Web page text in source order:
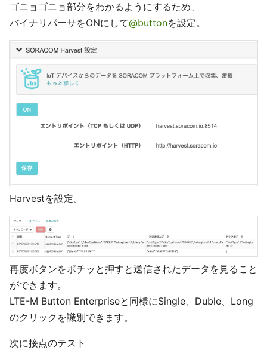
ゴニョゴニョ部分をわかるようにするため、
バイナリパーサをONにして@buttonを設定。
Harvestを設定。
再度ボタンをポチッと押すと送信されたデータを見ること
ができます。
LTE-M Button Enterpriseと同様にSingle、Duble、Long
のクリックを識別できます。
次に接点のテスト